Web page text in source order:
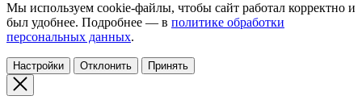
Мы используем cookie-файлы, чтобы сайт работал корректно и
был удобнее. Подробнее — в политике обработки
персональных данных.
Настройки Отклонить Принять